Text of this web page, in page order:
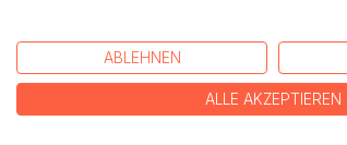
WEITERE
ABLEHNEN
ALLE AKZEPTIEREN